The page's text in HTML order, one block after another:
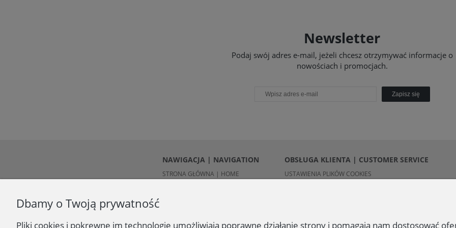
Newsletter
Podaj swój adres e-mail, jeżeli chcesz otrzymywać informacje o
nowościach i promocjach.
Zapisz się
NAWIGACJA | NAVIGATION
STRONA GŁÓWNA | HOME
OBSŁUGA KLIENTA | CUSTOMER SERVICE
USTAWIENIA PLIKÓW COOKIES
Dbamy o Twoją prywatność
Pliki cookies i pokrewne im technologie umożliwiają poprawne działanie strony i pomagają nam dostosować